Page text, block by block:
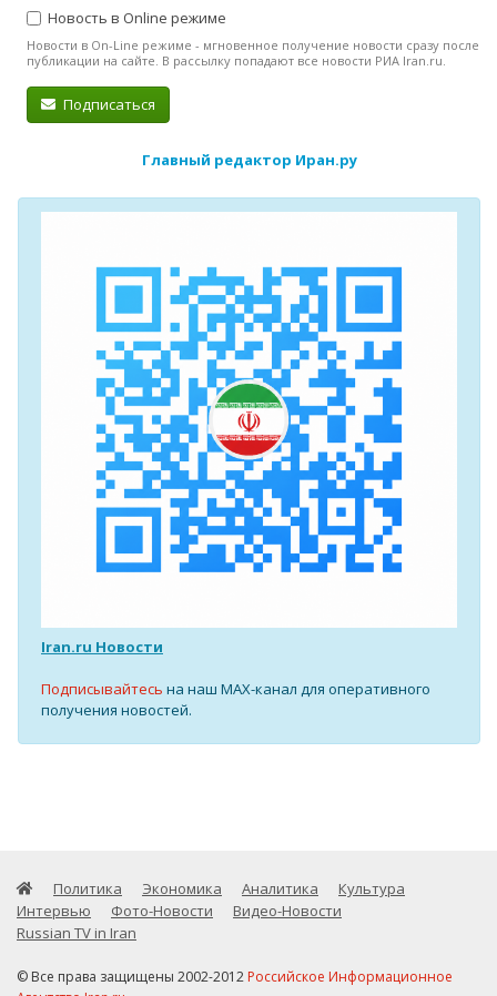
Новость в Online режиме
Новости в On-Line режиме - мгновенное получение новости сразу после
публикации на сайте. В рассылку попадают все новости РИА Iran.ru.
Подписаться
Главный редактор Иран.ру
Iran.ru Новости
Подписывайтесь на наш MAX-канал для оперативного
получения новостей.
Политика Экономика Аналитика
Культура
Интервью
Фото-Новости
Видео-Новости
Russian TV in Iran
© Все права защищены 2002-2012 Российское Информационное